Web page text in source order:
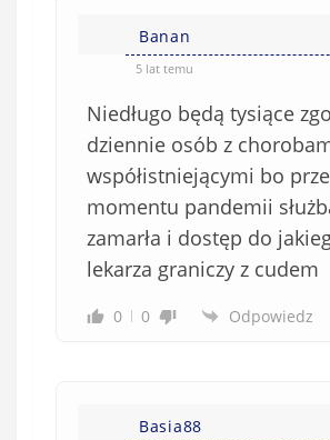
Banan
5 lat temu
Niedługo będą tysiące
dziennie osób z
współistniejącymi bo
momentu pandemii
zamarła i dostęp do
lekarza graniczy z cudem
0 0 Odpowiedz
Basia88